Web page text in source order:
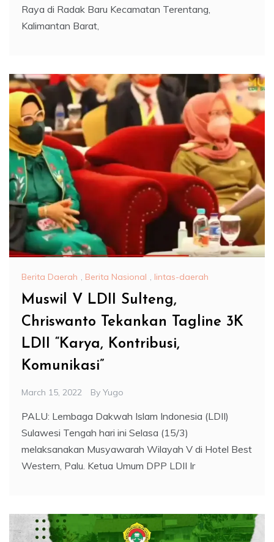
Raya di Radak Baru Kecamatan Terentang,
Kalimantan Barat,
Berita Daerah , Berita Nasional , lintas-daerah
Muswil V LDII Sulteng,
Chriswanto Tekankan Tagline 3K
LDII “Karya, Kontribusi,
Komunikasi”
March 15, 2022 By Yugo
PALU: Lembaga Dakwah Islam Indonesia (LDII)
Sulawesi Tengah hari ini Selasa (15/3)
melaksanakan Musyawarah Wilayah V di Hotel Best
Western, Palu. Ketua Umum DPP LDII Ir